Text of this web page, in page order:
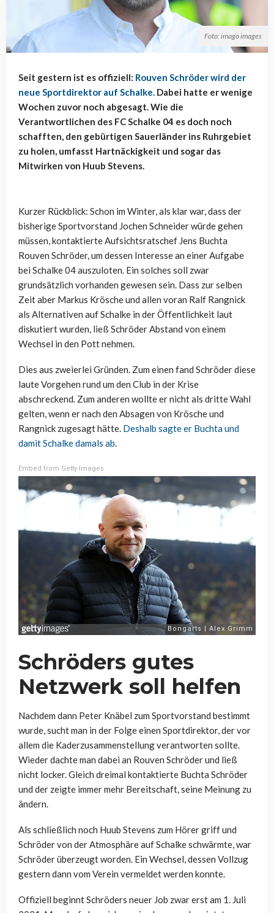
Foto: imago images
Seit gestern ist es offiziell: Rouven Schröder wird der
neue Sportdirektor auf Schalke. Dabei hatte er wenige
Wochen zuvor noch abgesagt. Wie die
Verantwortlichen des FC Schalke 04 es doch noch
schafften, den gebürtigen Sauerländer ins Ruhrgebiet
zu holen, umfasst Hartnäckigkeit und sogar das
Mitwirken von Huub Stevens.
Kurzer Rückblick: Schon im Winter, als klar war, dass der
bisherige Sportvorstand Jochen Schneider würde gehen
müssen, kontaktierte Aufsichtsratschef Jens Buchta
Rouven Schröder, um dessen Interesse an einer Aufgabe
bei Schalke 04 auszuloten. Ein solches soll zwar
grundsätzlich vorhanden gewesen sein. Dass zur selben
Zeit aber Markus Krösche und allen voran Ralf Rangnick
als Alternativen auf Schalke in der Öffentlichkeit laut
diskutiert wurden, ließ Schröder Abstand von einem
Wechsel in den Pott nehmen.
Dies aus zweierlei Gründen. Zum einen fand Schröder diese
laute Vorgehen rund um den Club in der Krise
abschreckend. Zum anderen wollte er nicht als dritte Wahl
gelten, wenn er nach den Absagen von Krösche und
Rangnick zugesagt hätte. Deshalb sagte er Buchta und
damit Schalke damals ab.
Embed from Getty Images
Schröders gutes
Netzwerk soll helfen
Nachdem dann Peter Knäbel zum Sportvorstand bestimmt
wurde, sucht man in der Folge einen Sportdirektor, der vor
allem die Kaderzusammenstellung verantworten sollte.
Wieder dachte man dabei an Rouven Schröder und ließ
nicht locker. Gleich dreimal kontaktierte Buchta Schröder
und der zeigte immer mehr Bereitschaft, seine Meinung zu
ändern.
Als schließlich noch Huub Stevens zum Hörer griff und
Schröder von der Atmosphäre auf Schalke schwärmte, war
Schröder überzeugt worden. Ein Wechsel, dessen Vollzug
gestern dann vom Verein vermeldet werden konnte.
Offiziell beginnt Schröders neuer Job zwar erst am 1. Juli